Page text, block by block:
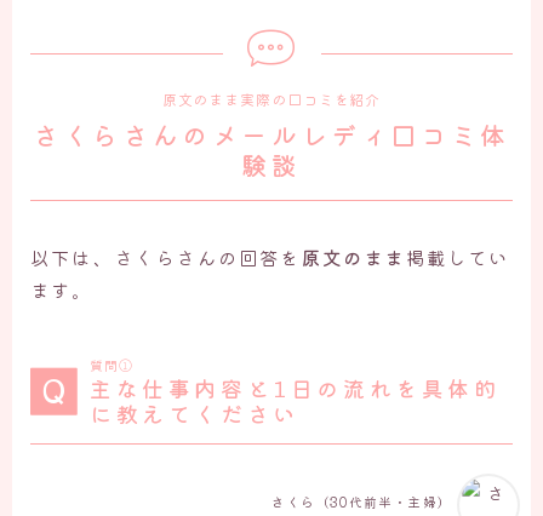
原文のまま実際の口コミを紹介
さくらさんのメールレディ口コミ体
験談
以下は、さくらさんの回答を 原文のまま 掲載してい
ます。
質問①
主な仕事内容と1日の流れを具体的
に教えてください
さくら（30代前半・主婦）